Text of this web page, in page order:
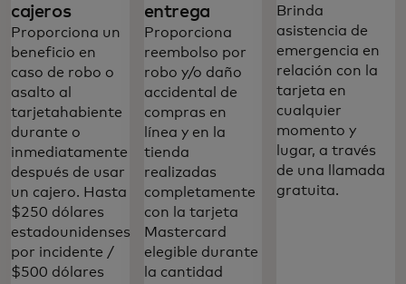
cajeros‎
Proporciona un
beneficio en
caso de robo o
asalto al
tarjetahabiente
durante o
inmediatamente
después de usar
un cajero. Hasta
$250 dólares
estadounidenses
por incidente /
$500 dólares
entrega
Proporciona
reembolso por
robo y/o daño
accidental de
compras en
línea y en la
tienda
realizadas
completamente
con la tarjeta
Mastercard
elegible durante
la cantidad
Brinda
asistencia de
emergencia en
relación con la
tarjeta en
cualquier
momento y
lugar, a través
de una llamada
gratuita.‎